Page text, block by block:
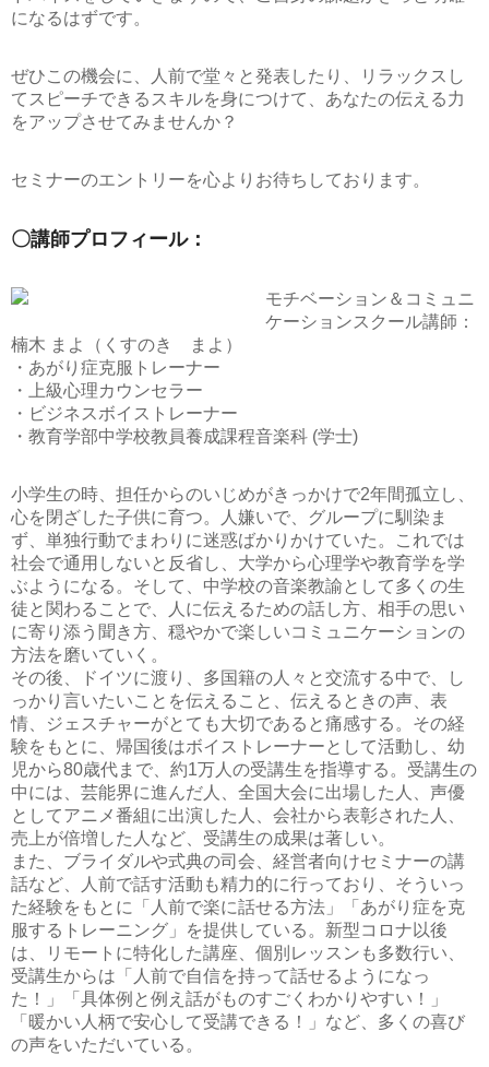
になるはずです。
ぜひこの機会に、人前で堂々と発表したり、リラックスし
てスピーチできるスキルを身につけて、あなたの伝える力
をアップさせてみませんか？
セミナーのエントリーを心よりお待ちしております。
〇講師プロフィール：
モチベーション＆コミュニ
ケーションスクール講師：
楠木 まよ（くすのき まよ）
・あがり症克服トレーナー
・上級心理カウンセラー
・ビジネスボイストレーナー
・教育学部中学校教員養成課程音楽科 (学士)
小学生の時、担任からのいじめがきっかけで2年間孤立し、
心を閉ざした子供に育つ。人嫌いで、グループに馴染ま
ず、単独行動でまわりに迷惑ばかりかけていた。これでは
社会で通用しないと反省し、大学から心理学や教育学を学
ぶようになる。そして、中学校の音楽教諭として多くの生
徒と関わることで、人に伝えるための話し方、相手の思い
に寄り添う聞き方、穏やかで楽しいコミュニケーションの
方法を磨いていく。
その後、ドイツに渡り、多国籍の人々と交流する中で、し
っかり言いたいことを伝えること、伝えるときの声、表
情、ジェスチャーがとても大切であると痛感する。その経
験をもとに、帰国後はボイストレーナーとして活動し、幼
児から80歳代まで、約1万人の受講生を指導する。受講生の
中には、芸能界に進んだ人、全国大会に出場した人、声優
としてアニメ番組に出演した人、会社から表彰された人、
売上が倍増した人など、受講生の成果は著しい。
また、ブライダルや式典の司会、経営者向けセミナーの講
話など、人前で話す活動も精力的に行っており、そういっ
た経験をもとに「人前で楽に話せる方法」「あがり症を克
服するトレーニング」を提供している。新型コロナ以後
は、リモートに特化した講座、個別レッスンも多数行い、
受講生からは「人前で自信を持って話せるようになっ
た！」「具体例と例え話がものすごくわかりやすい！」
「暖かい人柄で安心して受講できる！」など、多くの喜び
の声をいただいている。